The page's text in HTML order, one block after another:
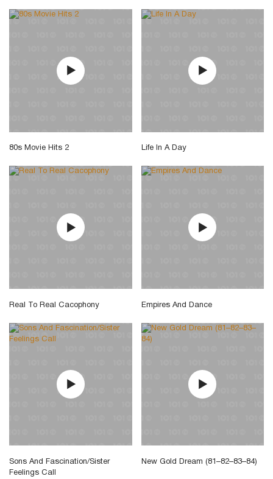
80s Movie Hits 2 Life In A Day
Real To Real Cacophony Empires And Dance
Sons And Fascination/Sister
Feelings Call
New Gold Dream (81–82–83–84)